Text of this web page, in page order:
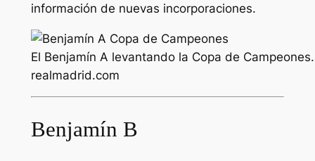
información de nuevas incorporaciones.
El Benjamín A levantando la Copa de
realmadrid.com
Benjamín B